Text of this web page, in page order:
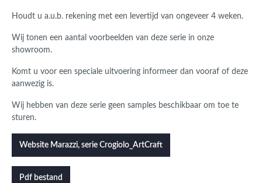
Houdt u a.u.b. rekening met een levertijd van ongeveer 4 weken.
Wij tonen een aantal voorbeelden van deze serie in onze
showroom.
Komt u voor een speciale uitvoering informeer dan vooraf of deze
aanwezig is.
Wij hebben van deze serie geen samples beschikbaar om toe te
sturen.
Website Marazzi, serie Crogiolo_ArtCraft
Pdf bestand